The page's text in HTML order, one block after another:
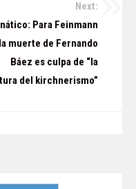
Next:
Para Feinmann
la muerte de Fernando
Báez es culpa de “la
del kirchnerismo”